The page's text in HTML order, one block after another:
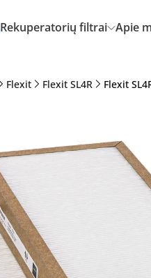
Rekuperatorių filtrai Apie
Flexit Flexit SL4R Flexit